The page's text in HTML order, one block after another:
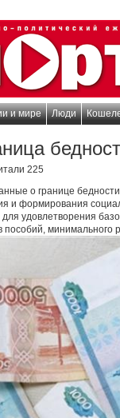
и мире Люди
225
о границе
и формирования
удовлетворения
минимального